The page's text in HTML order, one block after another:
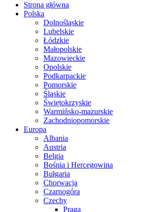
Strona główna
Polska
Dolnośląskie
Lubelskie
Łódzkie
Małopolskie
Mazowieckie
Opolskie
Podkarpackie
Pomorskie
Śląskie
Świętokrzyskie
Warmińsko-mazurskie
Zachodniopomorskie
Europa
Albania
Austria
Belgia
Bośnia i Hercegowina
Bułgaria
Chorwacja
Czarnogóra
Czechy
Praga